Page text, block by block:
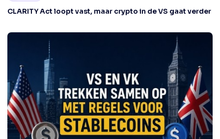
CLARITY Act loopt vast, maar crypto in de VS gaat verder